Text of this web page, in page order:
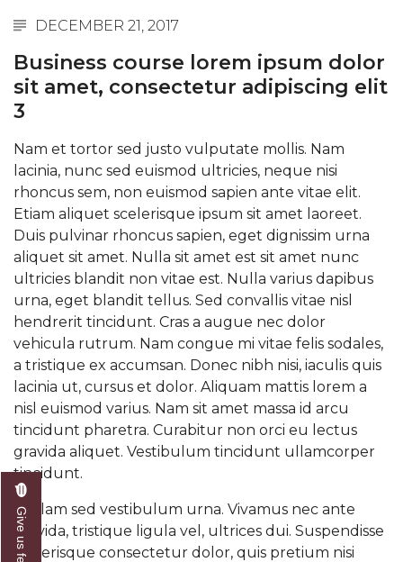
DECEMBER 21, 2017
Business course lorem ipsum dolor
sit amet, consectetur adipiscing elit
3
Nam et tortor sed justo vulputate mollis. Nam
lacinia, nunc sed euismod ultricies, neque nisi
rhoncus sem, non euismod sapien ante vitae elit.
Etiam aliquet scelerisque ipsum sit amet laoreet.
Duis pulvinar rhoncus sapien, eget dignissim urna
aliquet sit amet. Nulla sit amet est sit amet nunc
ultricies blandit non vitae est. Nulla varius dapibus
urna, eget blandit tellus. Sed convallis vitae nisl
hendrerit tincidunt. Cras a augue nec dolor
vehicula rutrum. Nam congue mi vitae felis sodales,
a tristique ex accumsan. Donec nibh nisi, iaculis quis
lacinia ut, cursus et dolor. Aliquam mattis lorem a
nisl euismod varius. Nam sit amet massa id arcu
tincidunt pharetra. Curabitur non orci eu lectus
gravida aliquet. Vestibulum tincidunt ullamcorper
tincidunt.
Nullam sed vestibulum urna. Vivamus nec ante
gravida, tristique ligula vel, ultrices dui. Suspendisse
scelerisque consectetur dolor, quis pretium nisi